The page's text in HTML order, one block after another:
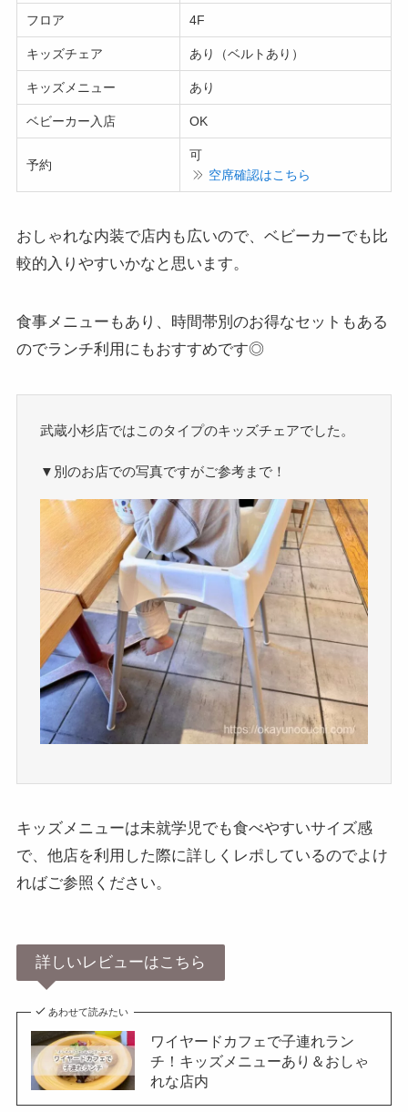
フロア 4F
キッズチェア あり（ベルトあり）
キッズメニュー あり
ベビーカー入店 OK
予約
可
空席確認はこちら
おしゃれな内装で店内も広いので、ベビーカーでも比
較的入りやすいかなと思います。
食事メニューもあり、時間帯別のお得なセットもある
のでランチ利用にもおすすめです◎
武蔵小杉店ではこのタイプのキッズチェアでした。
▼別のお店での写真ですがご参考まで！
キッズメニューは未就学児でも食べやすいサイズ感
で、他店を利用した際に詳しくレポしているのでよけ
ればご参照ください。
詳しいレビューはこちら
あわせて読みたい
ワイヤードカフェで子連れラン
チ！キッズメニューあり＆おしゃ
れな店内